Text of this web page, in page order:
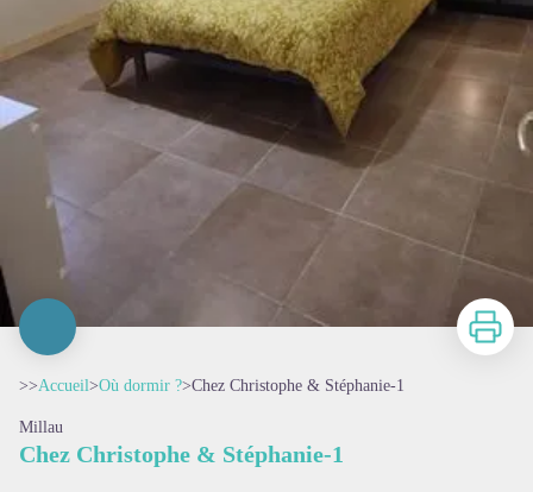
Imprimer
>>Accueil>Où dormir ?>Chez Christophe & Stéphanie-1
Millau
Chez Christophe & Stéphanie-1